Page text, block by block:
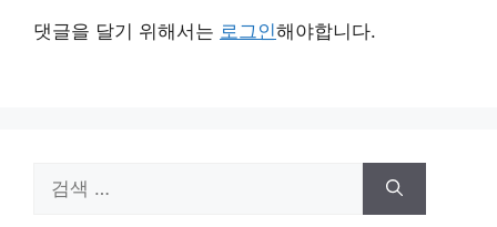
댓글을 달기 위해서는 로그인해야합니다.
색: